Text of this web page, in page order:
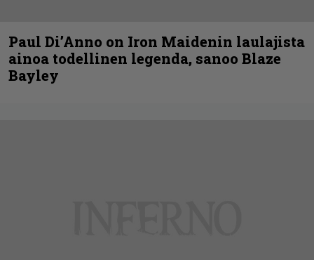
Paul Di’Anno on Iron Maidenin laulajista
ainoa todellinen legenda, sanoo Blaze
Bayley